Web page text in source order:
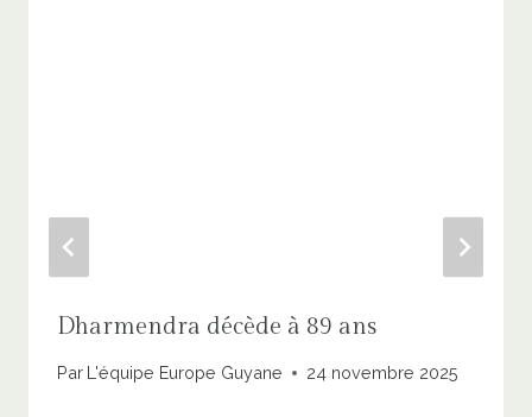
Dharmendra décède à 89 ans
Par L'équipe Europe Guyane 24 novembre 2025